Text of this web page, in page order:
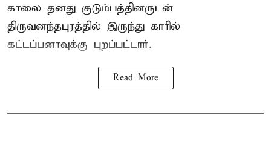
காலை தனது குடும்பத்தினருடன்
திருவனந்தபுரத்தில் இருந்து காரில்
கட்டப்பனாவுக்கு புறப்பட்டார்.
Read More